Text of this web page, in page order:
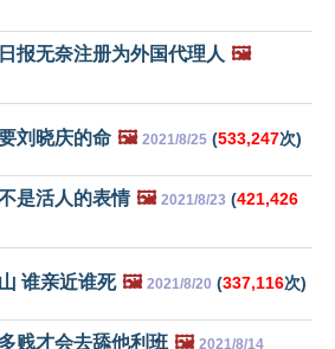
报无奈注册为外国代理人 🖼️
刘晓庆的命 🖼️ 2021/8/25 (533,247次)
是活人的表情 🖼️ 2021/8/23 (421,426
谁亲近谁死 🖼️ 2021/8/20 (337,116次)
贱才会去舔他利班 🖼️ 2021/8/14